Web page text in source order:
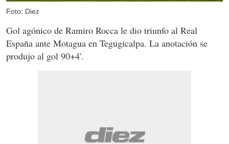
Foto: Diez
Gol agónico de Ramiro Rocca le dio triunfo al Real
España ante Motagua en Tegugicalpa. La anotación se
produjo al gol 90+4'.